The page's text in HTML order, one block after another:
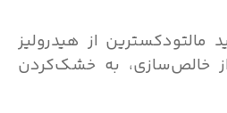
مالتودکسترین از هیدرولیز
خالص‌سازی، به خشک‌کردن